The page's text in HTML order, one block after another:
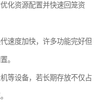
化资源配置并快速回笼资
速度加快，许多功能完好但
。
等设备，若长期存放不仅占